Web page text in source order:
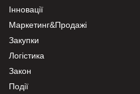
Інновації
Маркетинг&Продажі
Закупки
Логістика
Закон
Події